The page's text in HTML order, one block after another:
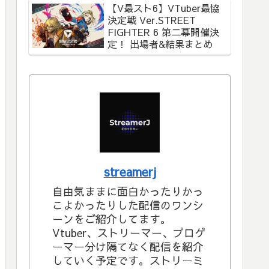
【V最スト6】VTuber最協
決定戦 Ver.STREET
FIGHTER 6 第二幕開催決
定！ 出場者&結果まとめ
streamerj
自由気ままに面白かったりかっ
こよかったりした配信のワンシ
ーンをご紹介してます。
Vtuber、ストリーマー、プロゲ
ーマー分け隔てなく配信を紹介
していく予定です。ストリーミ